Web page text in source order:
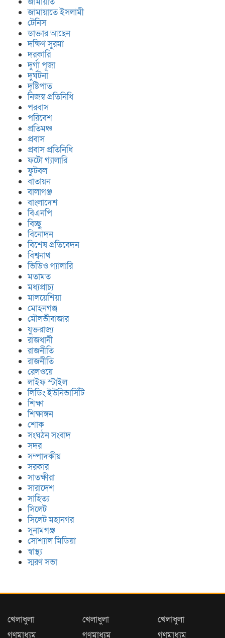
জামায়াতে ইসলামী
টেনিস
ডাক্তার আছেন
দক্ষিণ সুরমা
দরকারি
দুর্গা পূজা
দুর্ঘটনা
দৃষ্টিপাত
নিজস্ব প্রতিনিধি
পরবাস
পরিবেশ
প্রতিমঞ্চ
প্রবাস
প্রবাস প্রতিনিধি
ফটো গ্যালারি
ফুটবল
বাতায়ন
বালাগঞ্জ
বাংলাদেশ
বিএনপি
বিচ্ছু
বিনোদন
বিশেষ প্রতিবেদন
বিশ্বনাথ
ভিডিও গ্যালারি
মতামত
মধ্যপ্রাচ্য
মালয়েশিয়া
মোহনগঞ্জ
মৌলভীবাজার
যুক্তরাজ্য
রাজধানী
রাজনীতি
রাজনীতি
রেলওয়ে
লাইফ স্টাইল
লিডিং ইউনিভার্সিটি
শিক্ষা
শিক্ষাঙ্গন
শোক
সংঘঠন সংবাদ
সদর
সম্পাদকীয়
সরকার
সাতক্ষীরা
সারাদেশ
সাহিত্য
সিলেট
সিলেট মহানগর
সুনামগঞ্জ
সোশ্যাল মিডিয়া
স্বাস্থ্য
স্মরণ সভা
খেলাধুলা
গণমাধ্যম
খেলাধুলা
গণমাধ্যম
খেলাধুলা
গণমাধ্যম